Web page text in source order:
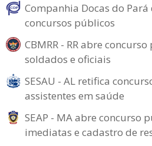
Companhia Docas do
concursos públicos
CBMRR - RR abre
soldados e oficiais
SESAU - AL retifica
assistentes em saúde
SEAP - MA abre concurso
imediatas e cadastro de